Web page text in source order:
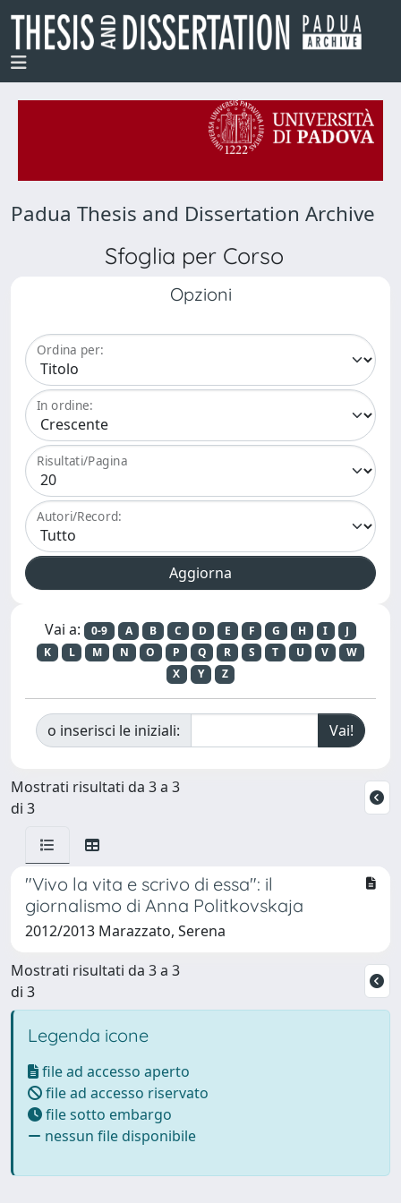
Padua Thesis and Dissertation Archive
Sfoglia per Corso
Opzioni
Ordina per:
In ordine:
Risultati/Pagina
Autori/Record:
Vai a: 0-9 A B C D E F G H I
J
K
L M N O P Q R S T U V
W
X
Y Z
o inserisci le iniziali:
Mostrati risultati da 3 a 3
di 3
"Vivo la vita e scrivo di essa": il
giornalismo di Anna Politkovskaja
2012/2013 Marazzato, Serena
Mostrati risultati da 3 a 3
di 3
Legenda icone
file ad accesso aperto
file ad accesso riservato
file sotto embargo
nessun file disponibile